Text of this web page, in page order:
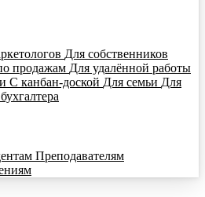
Для собственников
продажам Для удалённой работы
С канбан-доской Для семьи Для
Преподавателям